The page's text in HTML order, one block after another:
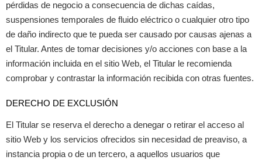
pérdidas de negocio a consecuencia de dichas caídas,
suspensiones temporales de fluido eléctrico o cualquier otro tipo
de daño indirecto que te pueda ser causado por causas ajenas a
el Titular. Antes de tomar decisiones y/o acciones con base a la
información incluida en el sitio Web, el Titular le recomienda
comprobar y contrastar la información recibida con otras fuentes.
DERECHO DE EXCLUSIÓN
El Titular se reserva el derecho a denegar o retirar el acceso al
sitio Web y los servicios ofrecidos sin necesidad de preaviso, a
instancia propia o de un tercero, a aquellos usuarios que